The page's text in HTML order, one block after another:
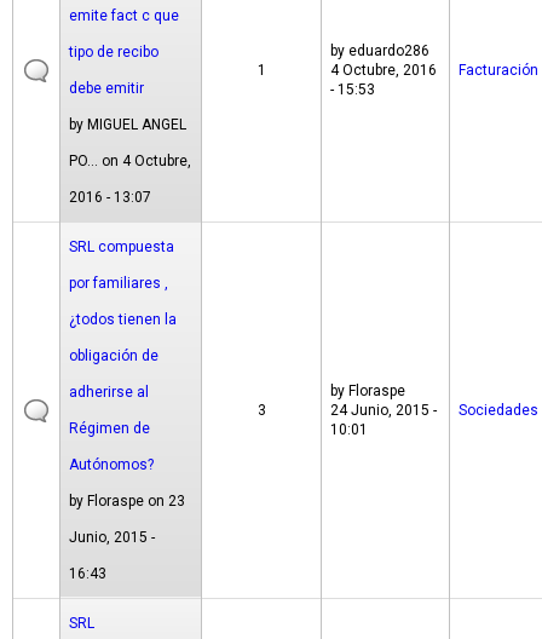
emite fact c que
tipo de recibo
debe emitir
by MIGUEL ANGEL
PO... on 4 Octubre,
2016 - 13:07
1
by eduardo286
4 Octubre, 2016
- 15:53
Facturación
SRL compuesta
por familiares ,
¿todos tienen la
obligación de
adherirse al
Régimen de
Autónomos?
by Floraspe on 23
Junio, 2015 -
16:43
3
by Floraspe
24 Junio, 2015 -
10:01
Sociedades
SRL